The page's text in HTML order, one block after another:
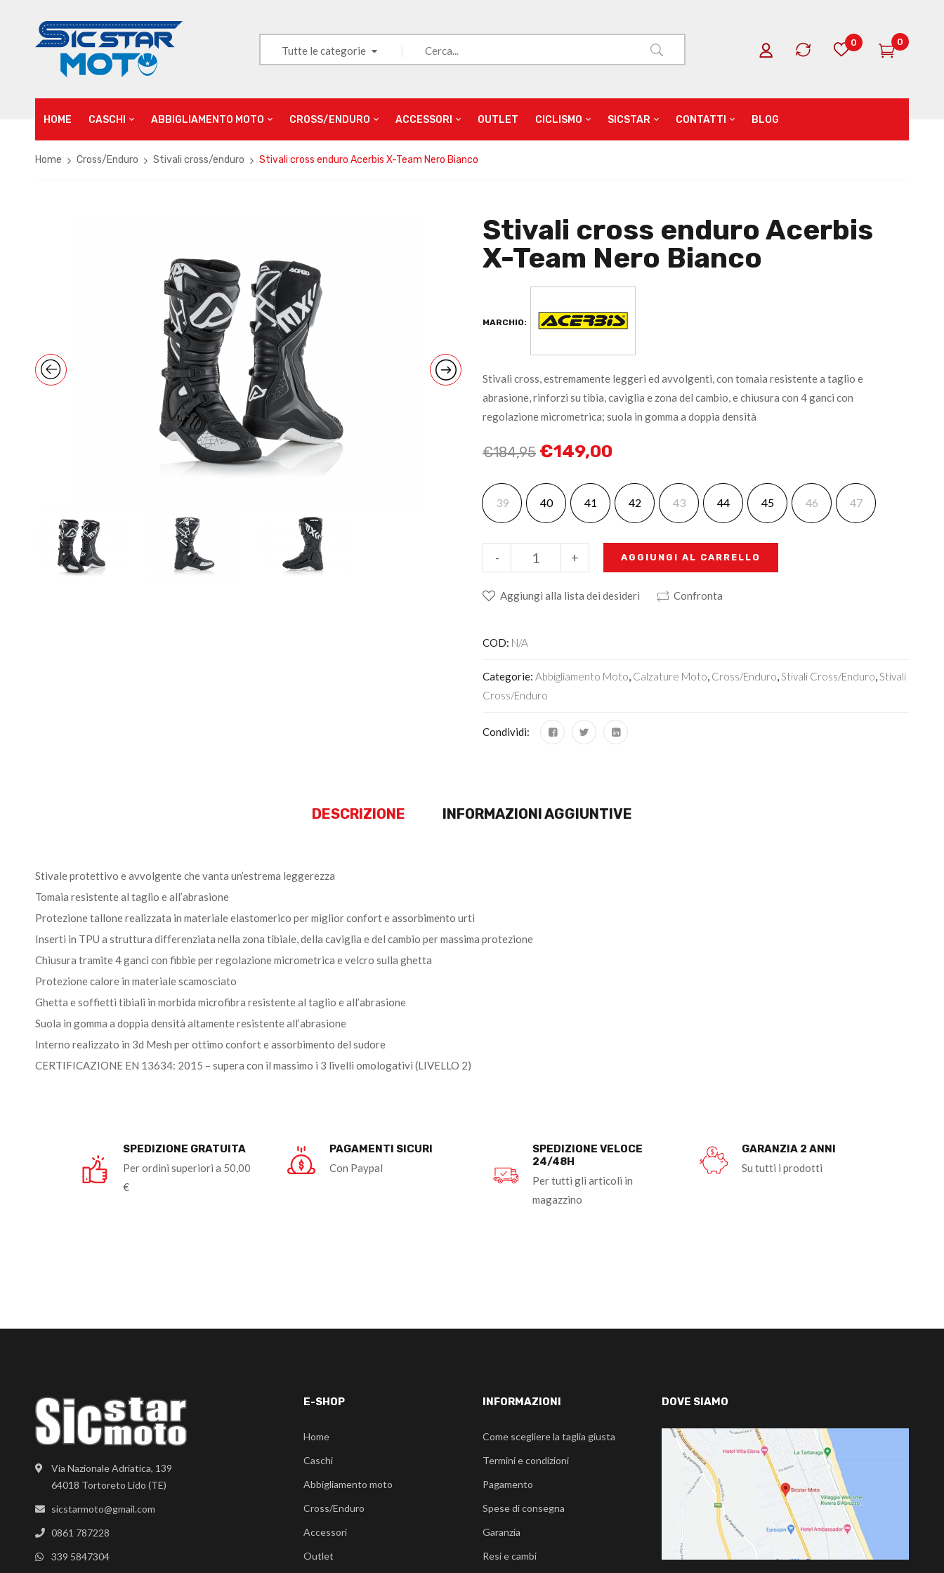
Tutte le categorie
0 0
HOME CASCHI ABBIGLIAMENTO MOTO CROSS/ENDURO ACCESSORI OUTLET CICLISMO SICSTAR CONTATTI BLOG
Home Cross/Enduro Stivali cross/enduro Stivali cross enduro Acerbis X-Team Nero Bianco
Stivali cross enduro Acerbis
X-Team Nero Bianco
MARCHIO:
Stivali cross, estremamente leggeri ed avvolgenti, con tomaia resistente a taglio e
abrasione, rinforzi su tibia, caviglia e zona del cambio, e chiusura con 4 ganci con
regolazione micrometrica; suola in gomma a doppia densità
€184,95 €149,00
39 40 41 42 43 44 45 46 47
+
- AGGIUNGI AL CARRELLO
Aggiungi alla lista dei desideri Confronta
COD: N/A
Categorie: Abbigliamento Moto Calzature Moto Cross/Enduro Stivali Cross/enduro Stivali
Cross/enduro
Condividi:
DESCRIZIONE INFORMAZIONI AGGIUNTIVE
Stivale protettivo e avvolgente che vanta un’estrema leggerezza
Tomaia resistente al taglio e all’abrasione
Protezione tallone realizzata in materiale elastomerico per miglior confort e assorbimento urti
Inserti in TPU a struttura differenziata nella zona tibiale, della caviglia e del cambio per massima protezione
Chiusura tramite 4 ganci con fibbie per regolazione micrometrica e velcro sulla ghetta
Protezione calore in materiale scamosciato
Ghetta e soffietti tibiali in morbida microfibra resistente al taglio e all’abrasione
Suola in gomma a doppia densità altamente resistente all’abrasione
Interno realizzato in 3d Mesh per ottimo confort e assorbimento del sudore
CERTIFICAZIONE EN 13634: 2015 – supera con il massimo i 3 livelli omologativi (LIVELLO 2)
SPEDIZIONE GRATUITA
Per ordini superiori a 50,00
€
PAGAMENTI SICURI
Con Paypal
SPEDIZIONE VELOCE
24/48H
Per tutti gli articoli in
magazzino
GARANZIA 2 ANNI
Su tutti i prodotti
Via Nazionale Adriatica, 139
64018 Tortoreto Lido (TE)
sicstarmoto@gmail.com
0861 787228
339 5847304
E-SHOP
Home
Caschi
Abbigliamento moto
Cross/Enduro
Accessori
Outlet
INFORMAZIONI
Come scegliere la taglia giusta
Termini e condizioni
Pagamento
Spese di consegna
Garanzia
Resi e cambi
DOVE SIAMO